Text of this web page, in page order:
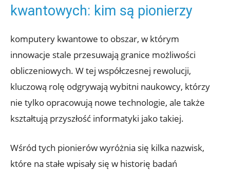
kwantowych: kim są pionierzy
komputery kwantowe to obszar, w którym
innowacje stale przesuwają granice możliwości
obliczeniowych. W tej współczesnej rewolucji,
kluczową rolę odgrywają wybitni naukowcy, którzy
nie tylko opracowują nowe technologie, ale także
kształtują przyszłość informatyki jako takiej.
Wśród tych pionierów wyróżnia się kilka nazwisk,
które na stałe wpisały się w historię badań